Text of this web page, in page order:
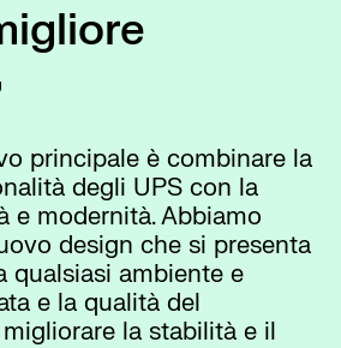
principale è combinare la
degli UPS con la
e modernità. Abbiamo
design che si presenta
qualsiasi ambiente e
e la qualità del
la stabilità e il